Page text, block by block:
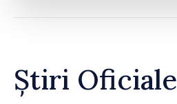
Știri Oficiale